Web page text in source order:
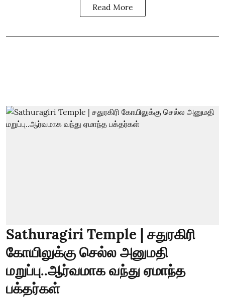
Read More
Sathuragiri Temple | சதுரகிரி
கோயிலுக்கு செல்ல அனுமதி
மறுப்பு..ஆர்வமாக வந்து ஏமாந்த
பக்தர்கள்